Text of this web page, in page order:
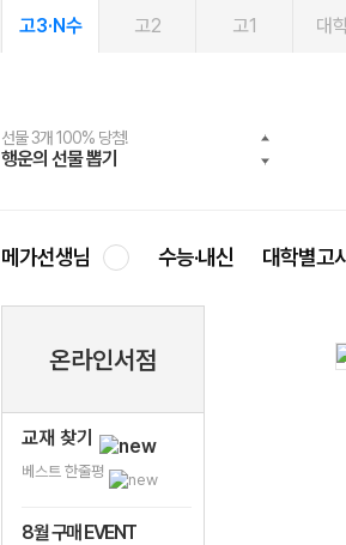
고3·N수 고2 고1 대
선물 3개 100% 당첨!
행운의 선물 뽑기
선물 100% 증정!
메가스터디 X 올리브
여름방학 스터디 캐시백
메가런 썸머스쿨
2027 러셀 단과
강사 공개선발
스마트러닝앱
설문 EVENT
메가패스
3일 무료 체험권
메가패스 수강생 무료혜택!
메가클럽 멤버십
사회공헌 캠페인
희망이룸 메가나눔
메가선생님 수능·내신 대학별고
온라인서점
교재 찾기
베스트 한줄평
8월 구매 EVENT